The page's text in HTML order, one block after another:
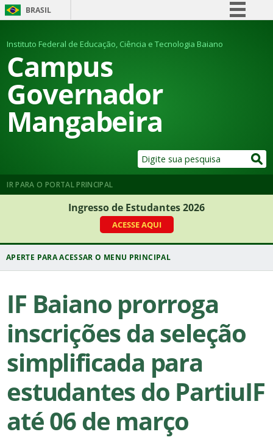
BRASIL
Comunica BR
Acesso à informação
Instituto Federal de Educação, Ciência e Tecnologia Baiano
Campus
Governador
Mangabeira
IR PARA O PORTAL PRINCIPAL
Ingresso de Estudantes 2026
ACESSE AQUI
IF Baiano prorroga
inscrições da seleção
simplificada para
estudantes do PartiuIF
até 06 de março